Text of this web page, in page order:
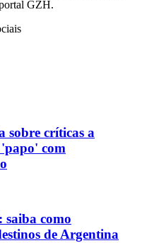
GZH.
sobre críticas a
com
saiba como
de Argentina